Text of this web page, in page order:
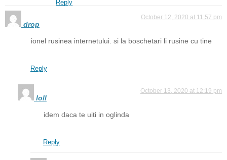
Reply
drop
October 12, 2020 at 11:57 pm
ionel rusinea internetului. si la boschetari li rusine cu tine
Reply
loll
October 13, 2020 at 12:19 pm
idem daca te uiti in oglinda
Reply